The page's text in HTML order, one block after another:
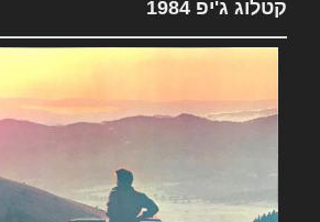
קטלוג ג'יפ 1984